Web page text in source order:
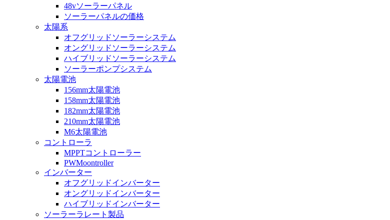
48vソーラーパネル
ソーラーパネルの価格
太陽系
オフグリッドソーラーシステム
オングリッドソーラーシステム
ハイブリッドソーラーシステム
ソーラーポンプシステム
太陽電池
156mm太陽電池
158mm太陽電池
182mm太陽電池
210mm太陽電池
M6太陽電池
コントローラ
MPPTコントローラー
PWMoontroller
インバーター
オフグリッドインバーター
オングリッドインバーター
ハイブリッドインバーター
ソーラーラレート製品